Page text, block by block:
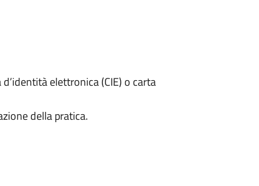
elettronica (CIE) o carta
della pratica.